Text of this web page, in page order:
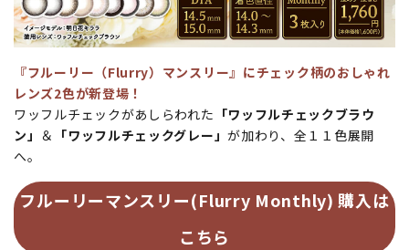
『フルーリー（Flurry）マンスリー』にチェック柄のおしゃれ
レンズ2色が新登場！
ワッフルチェックがあしらわれた 「ワッフルチェックブラウ
ン」 ＆ 「ワッフルチェックグレー」が加わり、全１１色展開
へ。
フルーリーマンスリー(Flurry Monthly) 購入は
こちら